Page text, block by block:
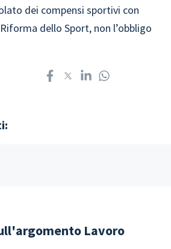
dei compensi sportivi con
dello Sport, non l’obbligo
Lavoro